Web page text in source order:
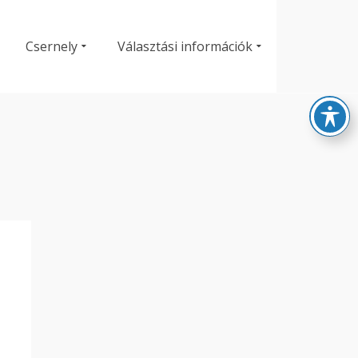
Csernely Választási információk